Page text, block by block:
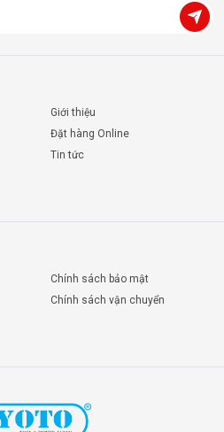
Giới thiệu
Đặt hàng Online
Tin tức
Chính sách bảo mật
Chính sách vận chuyển